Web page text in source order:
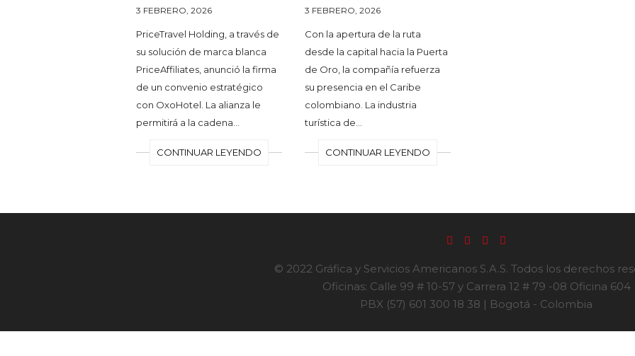
3 FEBRERO, 2026
PriceTravel Holding, a través de
su solución de marca blanca
PriceAffiliates, anunció la firma
de un convenio estratégico
con OxoHotel. La alianza le
permitirá a la cadena…
CONTINUAR LEYENDO
3 FEBRERO, 2026
Con la apertura de la ruta
desde la capital hacia la Puerta
de Oro, la compañía refuerza
su presencia en el Caribe
colombiano. La industria
turística de…
CONTINUAR LEYENDO
© 2022 Gráfica y Servicios Americanos S.A.S. Todos los derechos
Oficinas: Calle 99 # 10-57 y Carrera 12 # 79 -08 Oficina 604
PBX (57) 601 300 18 38 | Bogotá - Colombia